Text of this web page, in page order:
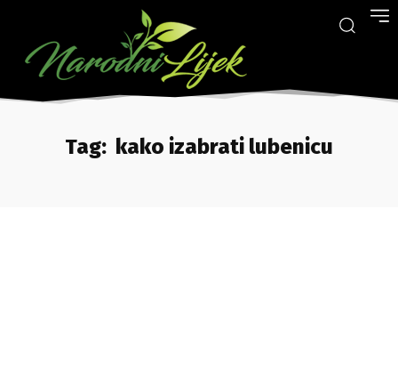
Tag: kako izabrati lubenicu